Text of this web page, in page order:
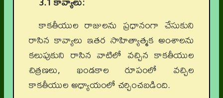
కాకతీయుల రాజులను ప్రధానంగా చేసుకుని
రాసిన కావ్యాలు ఇతర సాహిత్యాత్మక అంశాలను
కలుపుకుని రాసిన వాటిలో వచ్చిన కాకతీయుల
చిత్రణలు, ఖండకాల రూపంలో వచ్చిల
కాకతీయుల అధ్యాయంలో చర్చించబడింది.